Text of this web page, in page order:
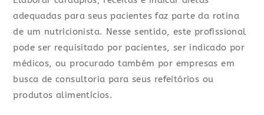
adequadas para seus pacientes faz parte da rotina
de um nutricionista. Nesse sentido, este profissional
pode ser requisitado por pacientes, ser indicado por
médicos, ou procurado também por empresas em
busca de consultoria para seus refeitórios ou
produtos alimentícios.